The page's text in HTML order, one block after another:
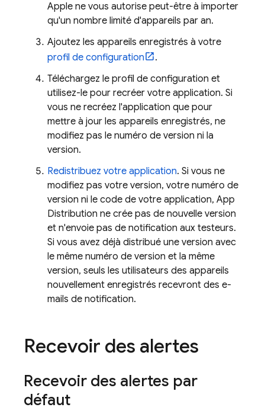
Apple ne vous autorise peut-être à importer
qu'un nombre limité d'appareils par an.
Ajoutez les appareils enregistrés à votre
profil de configuration
.
Téléchargez le profil de configuration et
utilisez-le pour recréer votre application. Si
vous ne recréez l'application que pour
mettre à jour les appareils enregistrés, ne
modifiez pas le numéro de version ni la
version.
Redistribuez votre application. Si vous ne
modifiez pas votre version, votre numéro de
version ni le code de votre application, App
Distribution ne crée pas de nouvelle version
et n'envoie pas de notification aux testeurs.
Si vous avez déjà distribué une version avec
le même numéro de version et la même
version, seuls les utilisateurs des appareils
nouvellement enregistrés recevront des e-
mails de notification.
Recevoir des alertes
Recevoir des alertes par
défaut